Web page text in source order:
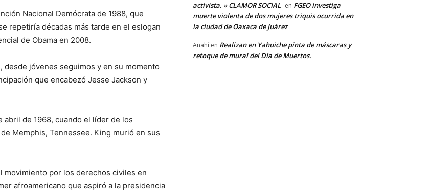
Nacional Demócrata de 1988, que
repetiría décadas más tarde en el eslogan
de Obama en 2008.
jóvenes seguimos y en su momento
que encabezó Jesse Jackson y
de 1968, cuando el líder de los
Memphis, Tennessee. King murió en sus
movimiento por los derechos civiles en
afroamericano que aspiró a la presidencia
activista. » CLAMOR SOCIAL en FGEO investiga
muerte violenta de dos mujeres triquis ocurrida en
la ciudad de Oaxaca de Juárez
Anahí en Realizan en Yahuiche pinta de máscaras y
retoque de mural del Día de Muertos.